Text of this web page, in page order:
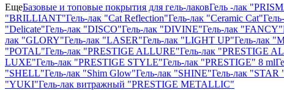
ЕщеБазовые и топовые покрытия для гель-лаковГель -лак
"BRILLIANT"Гель-лак "Cat Reflection"Гель-лак "Ceramic Cat"
"Delicate"Гель-лак "DISCO"Гель-лак "DIVINE"Гель-лак "FANCY"
лак "GLORY"Гель-лак "LASER"Гель-лак "LIGHT UP"Гель-лак
"POTAL"Гель-лак "PRESTIGE ALLURE"Гель-лак "PRESTIGE
LUXE"Гель-лак "PRESTIGE STYLE"Гель-лак "PRESTIGE" 8 ml
"SHELL"Гель-лак "Shim Glow"Гель-лак "SHINE"Гель-лак "STAR
"YUKI"Гель-лак витражный "PRESTIGE METALLIC"